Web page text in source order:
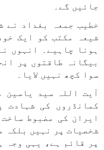
جائیں گے۔
خطیب جمعہ بغداد نے
شیعہ مکتب کو ایک
ہونا چاہیے۔ انہوں
بیگانہ طاقتوں پر
سوا کچھ نہیں لایا۔
آیت اللہ سید یاسین
کمانڈروں کی شہادت
ایران کی مضبوط
شخصیات پر نہیں بلکہ
پر قائم ہے، یہی وجہ